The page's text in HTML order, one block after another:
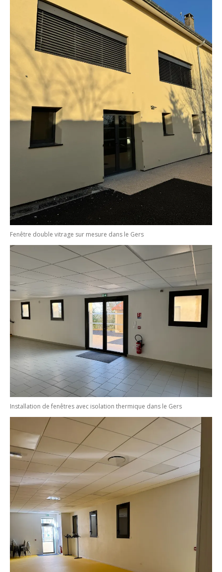
Fenêtre double vitrage sur mesure dans le Gers
Installation de fenêtres avec isolation thermique dans le Gers